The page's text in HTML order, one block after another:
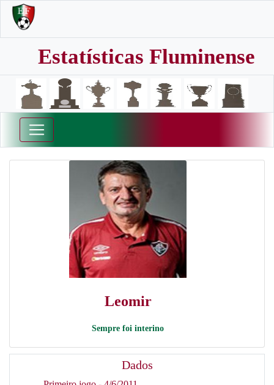
Estatísticas Fluminense
Leomir
Sempre foi interino
Dados